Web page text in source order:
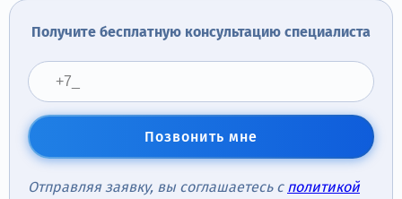
Получите бесплатную консультацию специалиста
Позвонить мне
Отправляя заявку, вы соглашаетесь с политикой